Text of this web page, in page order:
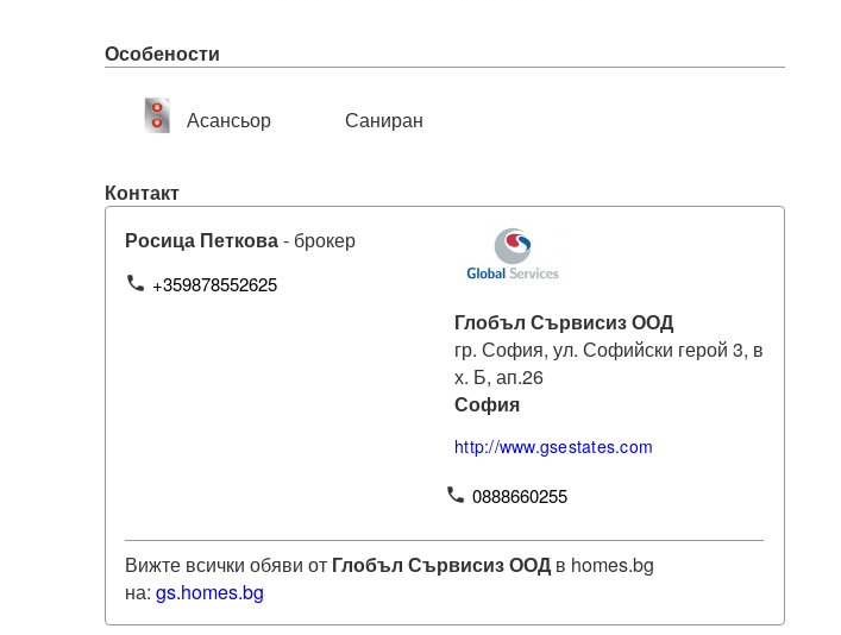
Особености
Асансьор Саниран
Контакт
Росица Петкова- брокер
phone +359878552625
Глобъл Сървисиз ООД
гр. София, ул. Софийски герой 3, в
х. Б, ап.26
София
http://www.gsestates.com
phone 0888660255
Вижте всички обяви от Глобъл Сървисиз ООД в homes.bg
на: gs.homes.bg